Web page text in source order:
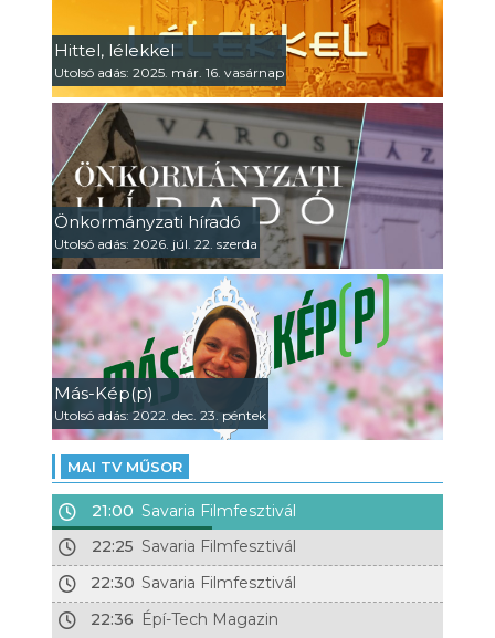
Hittel, lélekkel
Utolsó adás: 2025. már. 16. vasárnap
Önkormányzati híradó
Utolsó adás: 2026. júl. 22. szerda
Más-Kép(p)
Utolsó adás: 2022. dec. 23. péntek
MAI TV MŰSOR
21:00 Savaria Filmfesztivál
22:25 Savaria Filmfesztivál
22:30 Savaria Filmfesztivál
22:36 Épí-Tech Magazin